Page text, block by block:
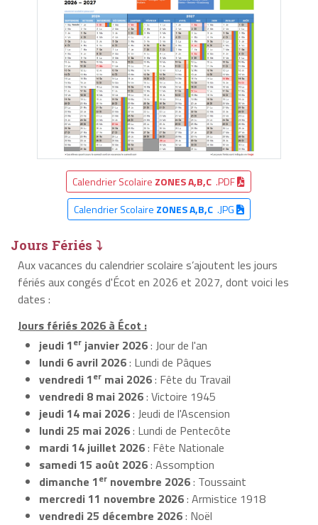
Calendrier Scolaire ZONES A,B,C .PDF
Calendrier Scolaire ZONES A,B,C.JPG
Jours Fériés ⤵
Aux vacances du calendrier scolaire s’ajoutent les jours
fériés aux congés d'Écot en 2026 et 2027, dont voici les
dates :
Jours fériés 2026 à Écot :
jeudi 1er janvier 2026: Jour de l'an
lundi 6 avril 2026: Lundi de Pâques
vendredi 1er mai 2026: Fête du Travail
vendredi 8 mai 2026: Victoire 1945
jeudi 14 mai 2026: Jeudi de l'Ascension
lundi 25 mai 2026: Lundi de Pentecôte
mardi 14 juillet 2026: Fête Nationale
samedi 15 août 2026: Assomption
dimanche 1er novembre 2026: Toussaint
mercredi 11 novembre 2026: Armistice 1918
vendredi 25 décembre 2026: Noël